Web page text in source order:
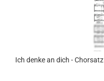
Ich denke an dich - Chor­satz